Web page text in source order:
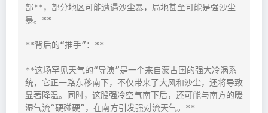
部**，部分地区可能遭遇沙尘暴，局地甚至可能是强沙尘
暴。**
**背后的“推手”：**
**这场罕见天气的“导演”是一个来自蒙古国的强大冷涡系
统，它正一路东移南下，不仅带来了大风和沙尘，还将导致
显著降温。同时，这股强冷空气南下后，还可能与南方的暖
湿气流“硬碰硬”，在南方引发强对流天气。**